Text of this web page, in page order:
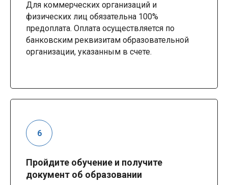
Для коммерческих организаций и
физических лиц обязательна 100%
предоплата. Оплата осуществляется по
банковским реквизитам образовательной
организации, указанным в счете.
Пройдите обучение и получите
документ об образовании